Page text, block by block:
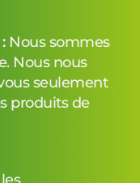
Nous sommes
Nous nous
seulement
produits de